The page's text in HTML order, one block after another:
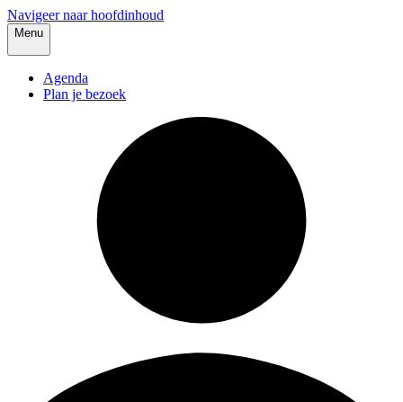
Navigeer naar hoofdinhoud
Menu
Agenda
Plan je bezoek